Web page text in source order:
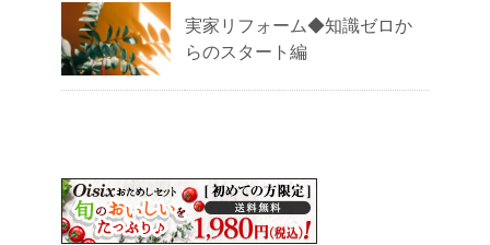
実家リフォーム◆知識ゼロか
らのスタート編